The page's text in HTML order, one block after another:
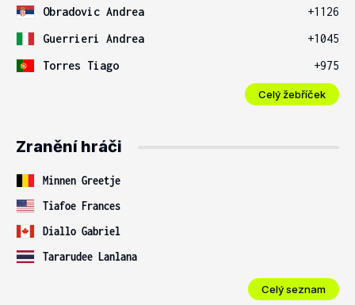
Obradovic Andrea
+1126
Guerrieri Andrea
+1045
Torres Tiago
+975
Celý žebříček
Zranění hráči
Minnen Greetje
Tiafoe Frances
Diallo Gabriel
Tararudee Lanlana
Celý seznam